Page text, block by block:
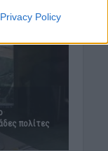
Privacy Policy